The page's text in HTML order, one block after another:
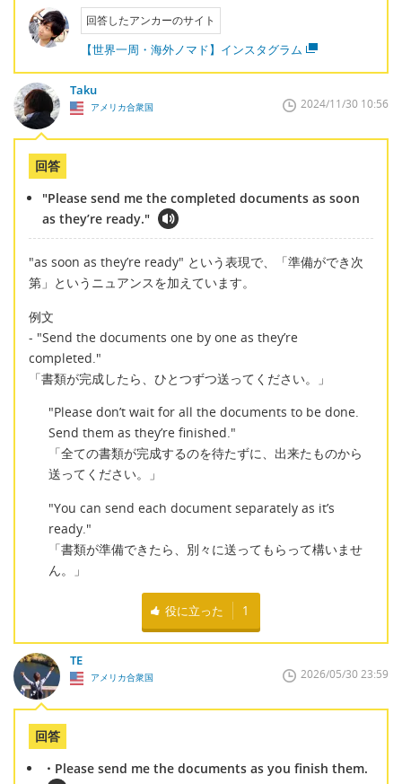
回答したアンカーのサイト
【世界一周・海外ノマド】インスタグラム
Taku
アメリカ合衆国 2024/11/30 10:56
回答
"Please send me the completed documents as soon
as they’re ready."
"as soon as they’re ready" という表現で、「準備ができ次
第」というニュアンスを加えています。
例文
- "Send the documents one by one as they’re
completed."
「書類が完成したら、ひとつずつ送ってください。」
"Please don’t wait for all the documents to be done.
Send them as they’re finished."
「全ての書類が完成するのを待たずに、出来たものから
送ってください。」
"You can send each document separately as it’s
ready."
「書類が準備できたら、別々に送ってもらって構いませ
ん。」
役に立った 1
TE
アメリカ合衆国 2026/05/30 23:59
回答
・Please send me the documents as you finish them.